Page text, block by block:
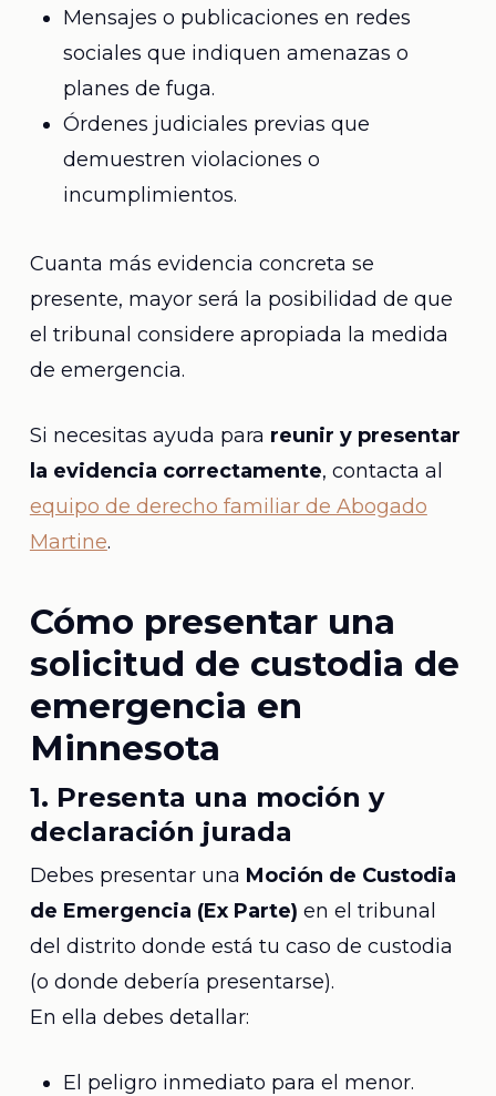
Mensajes o publicaciones en redes
sociales que indiquen amenazas o
planes de fuga.
Órdenes judiciales previas que
demuestren violaciones o
incumplimientos.
Cuanta más evidencia concreta se
presente, mayor será la posibilidad de que
el tribunal considere apropiada la medida
de emergencia.
Si necesitas ayuda para reunir y presentar
la evidencia correctamente, contacta al
equipo de derecho familiar de Abogado
Martine.
Cómo presentar una
solicitud de custodia de
emergencia en
Minnesota
1. Presenta una moción y
declaración jurada
Debes presentar una Moción de Custodia
de Emergencia (Ex Parte) en el tribunal
del distrito donde está tu caso de custodia
(o donde debería presentarse).
En ella debes detallar:
El peligro inmediato para el menor.